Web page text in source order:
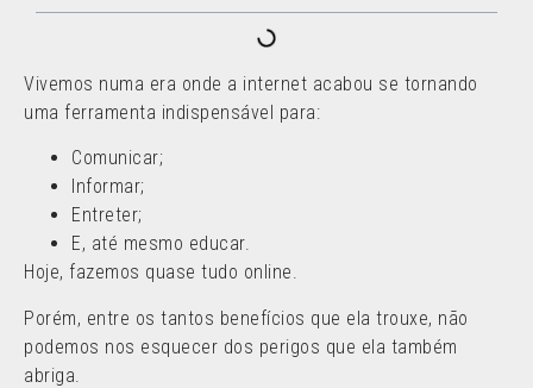
Vivemos numa era onde a internet acabou se tornando
uma ferramenta indispensável para:
Comunicar;
Informar;
Entreter;
E, até mesmo educar.
Hoje, fazemos quase tudo online.
Porém, entre os tantos benefícios que ela trouxe, não
podemos nos esquecer dos perigos que ela também
abriga.